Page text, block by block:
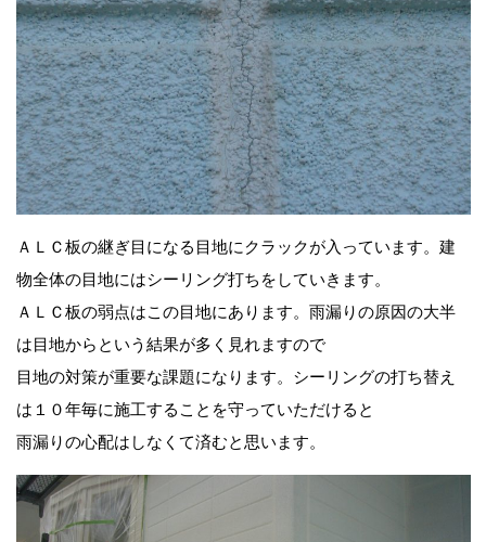
ＡＬＣ板の継ぎ目になる目地にクラックが入っています。建
物全体の目地にはシーリング打ちをしていきます。
ＡＬＣ板の弱点はこの目地にあります。雨漏りの原因の大半
は目地からという結果が多く見れますので
目地の対策が重要な課題になります。シーリングの打ち替え
は１０年毎に施工することを守っていただけると
雨漏りの心配はしなくて済むと思います。